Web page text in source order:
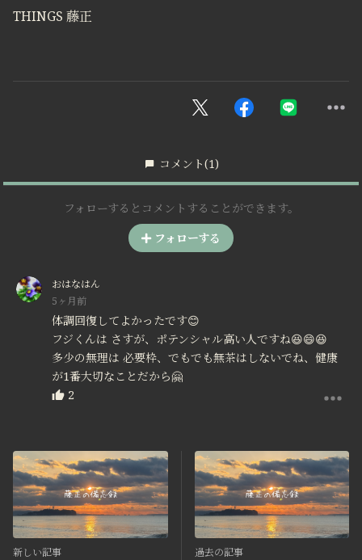
THINGS 藤正
コメント(1)
フォローするとコメントすることができます。
フォローする
おはなはん
5ヶ月前
体調回復してよかったです😊
フジくんは さすが、ポテンシャル高い人ですね😆😄😆
多少の無理は 必要枠、でもでも無茶はしないでね、健康
が1番大切なことだから🤗
2
新しい記事 過去の記事